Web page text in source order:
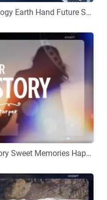
カスタマイズ Digital Globe Creative Technology Earth Hand Future Space Business Movie Intro Outro
カスタマイズ Film Polaroid Collage Love Story Sweet Memories Happy Anniversary Movie Propose Slideshow